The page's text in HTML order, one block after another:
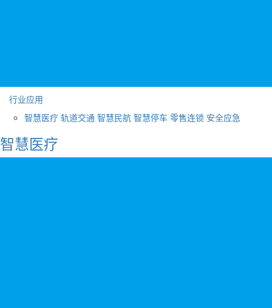
行业应用
智慧医疗 轨道交通 智慧民航 智慧停车 零售连锁 安全应急
智慧医疗